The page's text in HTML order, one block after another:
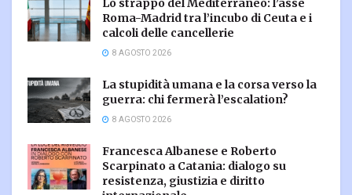
Lo strappo del Mediterraneo: l’asse
Roma-Madrid tra l’incubo di Ceuta e i
calcoli delle cancellerie
8 AGOSTO 2026
La stupidità umana e la corsa verso la
guerra: chi fermerà l’escalation?
8 AGOSTO 2026
Francesca Albanese e Roberto
Scarpinato a Catania: dialogo su
resistenza, giustizia e diritto